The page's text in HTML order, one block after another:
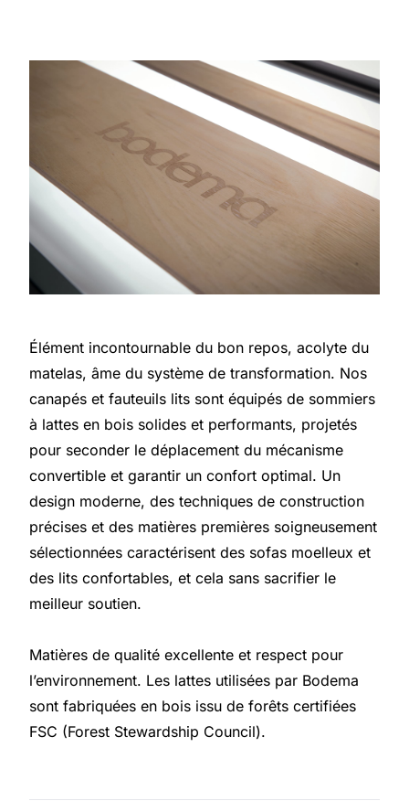
Élément incontournable du bon repos, acolyte du
matelas, âme du système de transformation. Nos
canapés et fauteuils lits sont équipés de sommiers
à lattes en bois solides et performants, projetés
pour seconder le déplacement du mécanisme
convertible et garantir un confort optimal. Un
design moderne, des techniques de construction
précises et des matières premières soigneusement
sélectionnées caractérisent des sofas moelleux et
des lits confortables, et cela sans sacrifier le
meilleur soutien.
Matières de qualité excellente et respect pour
l’environnement. Les lattes utilisées par Bodema
sont fabriquées en bois issu de forêts certifiées
FSC (Forest Stewardship Council).